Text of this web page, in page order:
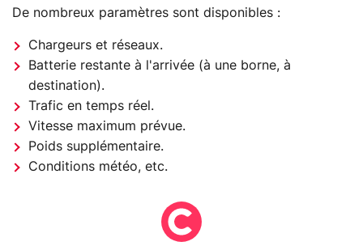
De nombreux paramètres sont disponibles :
Chargeurs et réseaux.
Batterie restante à l'arrivée (à une borne, à
destination).
Trafic en temps réel.
Vitesse maximum prévue.
Poids supplémentaire.
Conditions météo, etc.